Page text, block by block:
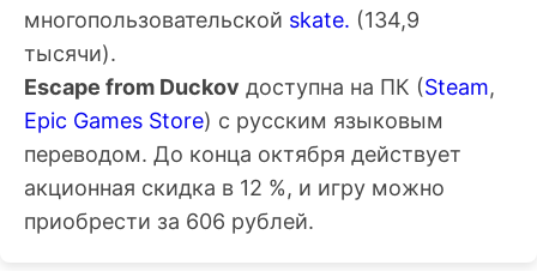
многопользовательской skate. (134,9
тысячи).
Escape from Duckov доступна на ПК (Steam,
Epic Games Store) с русским языковым
переводом. До конца октября действует
акционная скидка в 12 %, и игру можно
приобрести за 606 рублей.